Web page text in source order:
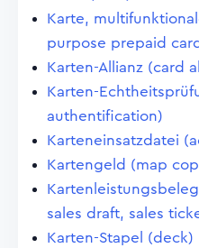
Karte,
purpose prepaid
Karten-Allianz (card
Karten-
authentification)
Karteneinsatzdatei
Kartengeld (map
sales draft, sales
Karten-Stapel (deck)